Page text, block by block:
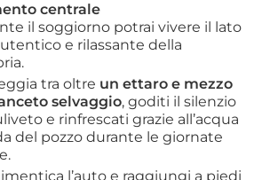
centrale
il soggiorno potrai vivere il lato
e rilassante della
tra oltre un ettaro e mezzo
selvaggio, goditi il silenzio
e rinfrescati grazie all’acqua
del pozzo durante le giornate